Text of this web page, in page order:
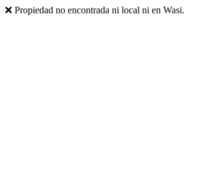
❌ Propiedad no encontrada ni local ni en Wasi.